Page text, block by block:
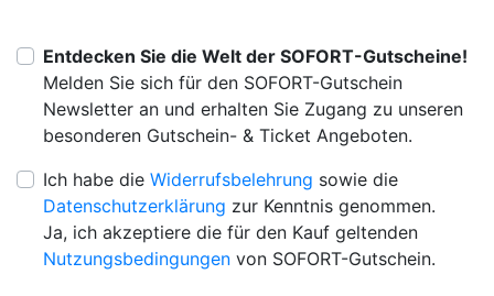
Entdecken Sie die Welt der SOFORT-Gutscheine!
Melden Sie sich für den SOFORT-Gutschein
Newsletter an und erhalten Sie Zugang zu unseren
besonderen Gutschein- & Ticket Angeboten.
Ich habe die Widerrufsbelehrung sowie die
Datenschutzerklärung zur Kenntnis genommen.
Ja, ich akzeptiere die für den Kauf geltenden
Nutzungsbedingungen von SOFORT-Gutschein.